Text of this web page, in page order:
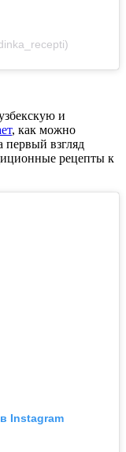
и
, как можно
первый взгляд
рецепты к
Instagram